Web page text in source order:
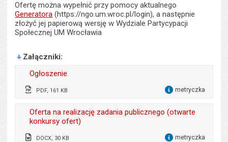
Ofertę można wypełnić przy pomocy aktualnego
Generatora (https://ngo.um.wroc.pl/login), a następnie
złożyć jej papierową wersję w Wydziale Partycypacji
Społecznej UM Wrocławia
Załączniki
Ogłoszenie
PDF, 161 KB metryczka
Wytworzył:
Piotr Mazur
Data wytworzenia:
Oferta na realizację zadania publicznego (otwarte
konkursy ofert)
DOCX, 30 KB metryczka